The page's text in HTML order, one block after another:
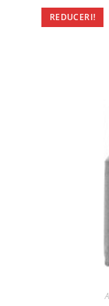
REDUCERI!